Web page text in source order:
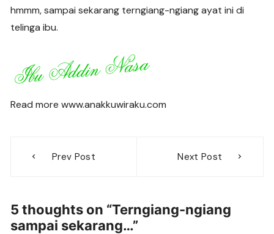
hmmm, sampai sekarang terngiang-ngiang ayat ini di
telinga ibu.
Read more www.anakkuwiraku.com
navigation
Prev Post Next Post
5 thoughts on “Terngiang-ngiang
sampai sekarang…”